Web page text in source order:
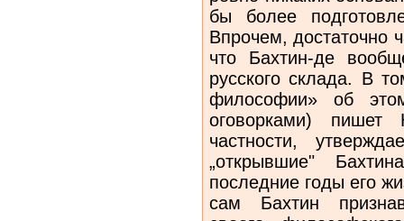
бы более
Впрочем, достаточно
что Бахтин-де
русского склада. В
философии» об
оговорками)
частности,
„открывшие"
последние годы его
сам Бахтин